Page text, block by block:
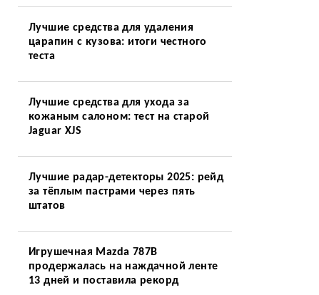
Лучшие средства для удаления
царапин с кузова: итоги честного
теста
Лучшие средства для ухода за
кожаным салоном: тест на старой
Jaguar XJS
Лучшие радар-детекторы 2025: рейд
за тёплым пастрами через пять
штатов
Игрушечная Mazda 787B
продержалась на наждачной ленте
13 дней и поставила рекорд